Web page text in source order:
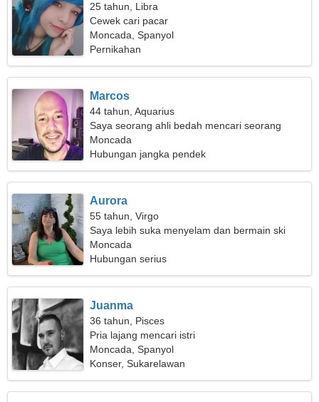
25 tahun, Libra
Cewek cari pacar
Moncada, Spanyol
Pernikahan
Marcos
44 tahun, Aquarius
Saya seorang ahli bedah mencari seorang
wanita ramping
Moncada
Hubungan jangka pendek
Aurora
55 tahun, Virgo
Saya lebih suka menyelam dan bermain ski
Moncada
Hubungan serius
Juanma
36 tahun, Pisces
Pria lajang mencari istri
Moncada, Spanyol
Konser, Sukarelawan